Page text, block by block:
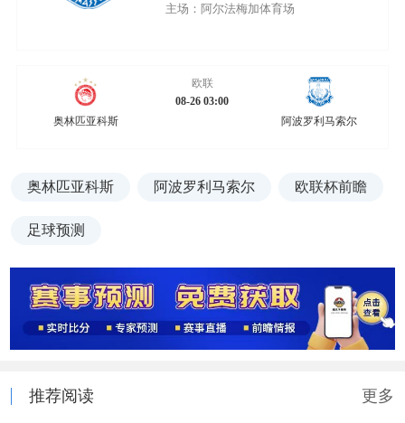
主场：阿尔法梅加体育场
奥林匹亚科斯
欧联
08-26 03:00
阿波罗利马索尔
奥林匹亚科斯 阿波罗利马索尔 欧联杯前瞻
足球预测
推荐阅读 更多